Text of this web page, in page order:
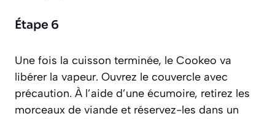
Étape 6
Une fois la cuisson terminée, le Cookeo va
libérer la vapeur. Ouvrez le couvercle avec
précaution. À l’aide d’une écumoire, retirez les
morceaux de viande et réservez-les dans un